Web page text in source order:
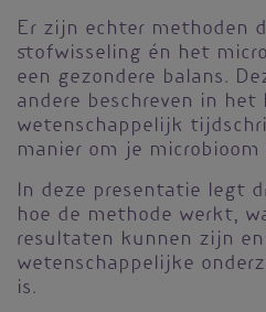
Er zijn echter methoden
stofwisseling én het
een gezondere balans.
andere beschreven in het
wetenschappelijk
manier om je
In deze presentatie legt
hoe de methode werkt,
resultaten kunnen zijn
wetenschappelijke
is.